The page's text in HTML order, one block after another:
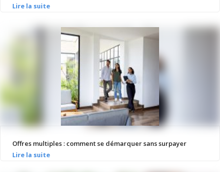
Offres multiples : comment se démarquer sans surpayer